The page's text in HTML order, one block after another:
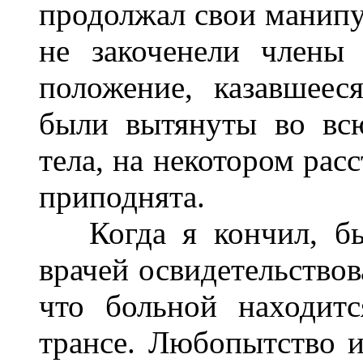
продолжал свои
не закоченели
положение,
были вытянуты во
тела, на некотором
приподнята.
Когда я кончил,
врачей
что больной
трансе. Любопытство